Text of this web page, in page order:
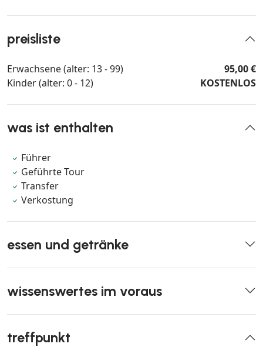
preisliste
Erwachsene (alter: 13 - 99)
95,00 €
Kinder (alter: 0 - 12)
KOSTENLOS
was ist enthalten
Führer
Geführte Tour
Transfer
Verkostung
essen und getränke
wissenswertes im voraus
treffpunkt